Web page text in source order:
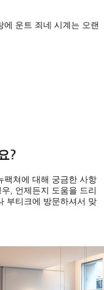
운트 죄네 시계는 오랜
?
팩쳐에 대해 궁금한 사항
, 언제든지 도움을 드리
부티크에 방문하셔서 맞